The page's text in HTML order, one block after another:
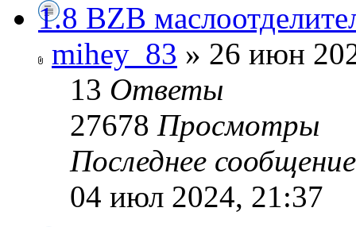
1.8 BZB
mihey_83 » 26 июн
13 Ответы
27678 Просмотры
Последнее
04 июл 2024, 21:37